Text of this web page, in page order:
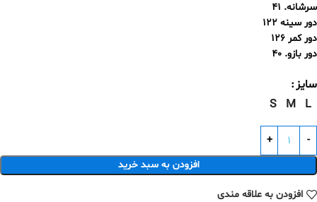
سرشانه. 41
دور سینه 122
دور کمر 126
دور بازو. 40
سایز
L
M
S
افزودن به سبد خرید
افزودن به علاقه مندی